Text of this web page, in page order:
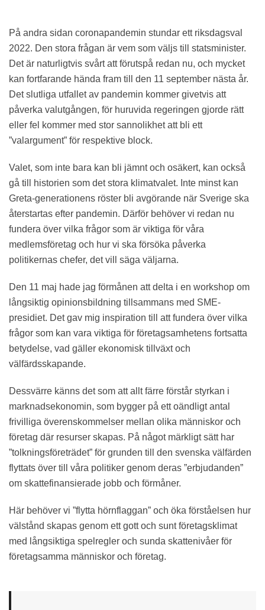
På andra sidan coronapandemin stundar ett riksdagsval
2022. Den stora frågan är vem som väljs till statsminister.
Det är naturligtvis svårt att förutspå redan nu, och mycket
kan fortfarande hända fram till den 11 september nästa år.
Det slutliga utfallet av pandemin kommer givetvis att
påverka valutgången, för huruvida regeringen gjorde rätt
eller fel kommer med stor sannolikhet att bli ett
”valargument” för respektive block.
Valet, som inte bara kan bli jämnt och osäkert, kan också
gå till historien som det stora klimatvalet. Inte minst kan
Greta-generationens röster bli avgörande när Sverige ska
återstartas efter pandemin. Därför behöver vi redan nu
fundera över vilka frågor som är viktiga för våra
medlemsföretag och hur vi ska försöka påverka
politikernas chefer, det vill säga väljarna.
Den 11 maj hade jag förmånen att delta i en workshop om
långsiktig opinionsbildning tillsammans med SME-
presidiet. Det gav mig inspiration till att fundera över vilka
frågor som kan vara viktiga för företagsamhetens fortsatta
betydelse, vad gäller ekonomisk tillväxt och
välfärdsskapande.
Dessvärre känns det som att allt färre förstår styrkan i
marknadsekonomin, som bygger på ett oändligt antal
frivilliga överenskommelser mellan olika människor och
företag där resurser skapas. På något märkligt sätt har
”tolkningsföreträdet” för grunden till den svenska välfärden
flyttats över till våra politiker genom deras ”erbjudanden”
om skattefinansierade jobb och förmåner.
Här behöver vi ”flytta hörnflaggan” och öka förståelsen hur
välstånd skapas genom ett gott och sunt företagsklimat
med långsiktiga spelregler och sunda skattenivåer för
företagsamma människor och företag.